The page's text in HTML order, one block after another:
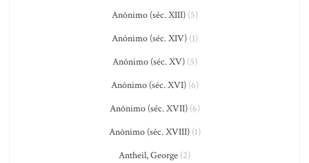
Anônimo (séc. XIII)(5)
Anônimo (séc. XIV)(1)
Anônimo (séc. XV)(5)
Anônimo (séc. XVI)(6)
Anônimo (séc. XVII)(6)
Anônimo (séc. XVIII)(1)
Antheil, George (2)